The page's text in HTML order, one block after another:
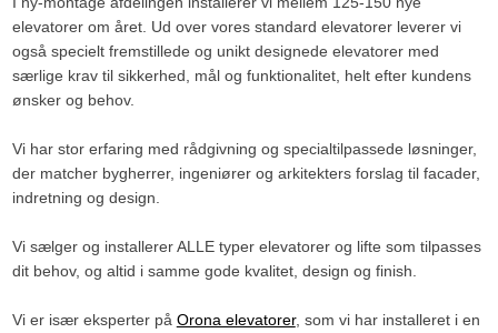
elevatorer om året. Ud over vores standard elevatorer leverer vi
også specielt fremstillede og unikt designede elevatorer med
særlige krav til sikkerhed, mål og funktionalitet, helt efter kundens
ønsker og behov.
Vi har stor erfaring med rådgivning og specialtilpassede løsninger,
der matcher bygherrer, ingeniører og arkitekters forslag til facader,
indretning og design.
Vi sælger og installerer ALLE typer elevatorer og lifte som tilpasses
dit behov, og altid i samme gode kvalitet, design og finish.​
Vi er især eksperter på Orona elevatorer, som vi har installeret i en